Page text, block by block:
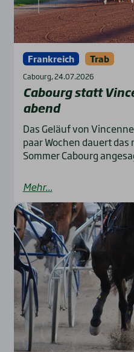
Frankreich Trab
Cabourg, 24.07.2026
Cabourg statt
abend
Das Geläuf von
paar Wochen dauert das
Sommer Cabourg
Mehr...